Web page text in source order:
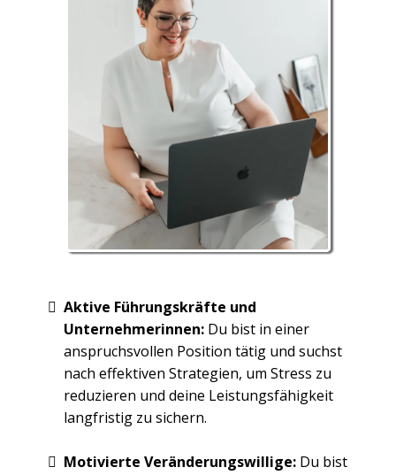
Aktive Führungskräfte und
Unternehmerinnen: Du bist in einer
anspruchsvollen Position tätig und suchst
nach effektiven Strategien, um Stress zu
reduzieren und deine Leistungsfähigkeit
langfristig zu sichern.
Motivierte Veränderungswillige: Du bist